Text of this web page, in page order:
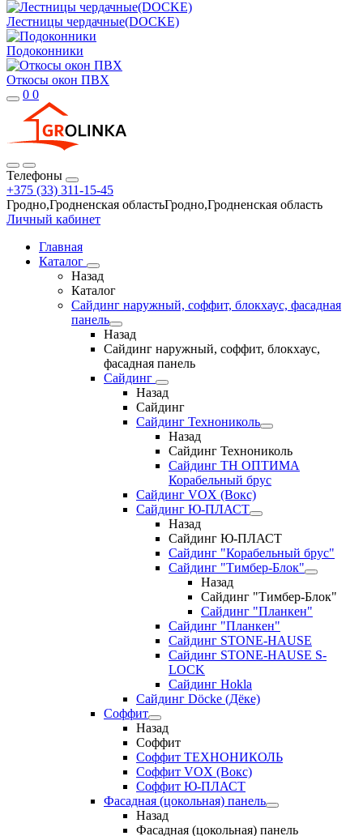
Лестницы чердачные(DOCKE)
Подоконники
Откосы окон ПВХ
0 0
Телефоны
+375 (33) 311-15-45
Гродно,Гродненская областьГродно,Гродненская область
Личный кабинет
Главная
Каталог
Назад
Каталог
Сайдинг наружный, соффит, блокхаус, фасадная
панель
Назад
Сайдинг наружный, соффит, блокхаус,
фасадная панель
Сайдинг
Назад
Сайдинг
Сайдинг Технониколь
Назад
Сайдинг Технониколь
Сайдинг ТН ОПТИМА
Корабельный брус
Сайдинг VOX (Вокс)
Сайдинг Ю-ПЛАСТ
Назад
Сайдинг Ю-ПЛАСТ
Сайдинг "Корабельный брус"
Сайдинг "Тимбер-Блок"
Назад
Сайдинг "Тимбер-Блок"
Сайдинг "Планкен"
Сайдинг "Планкен"
Сайдинг STONE-HAUSE
Сайдинг STONE-HAUSE S-
LOCK
Сайдинг Hokla
Сайдинг Döcke (Дёке)
Соффит
Назад
Соффит
Соффит ТЕХНОНИКОЛЬ
Соффит VOX (Вокс)
Соффит Ю-ПЛАСТ
Фасадная (цокольная) панель
Назад
Фасадная (цокольная) панель